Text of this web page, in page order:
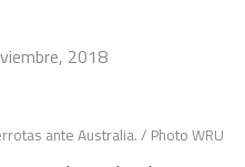
2018
ante Australia. / Photo WRU